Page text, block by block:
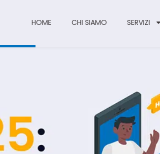
HOME CHI SIAMO SERVIZI